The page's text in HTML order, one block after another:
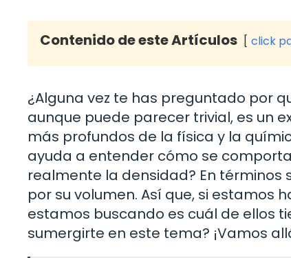
Contenido de este Artículos click
¿Alguna vez te has preguntado por
aunque puede parecer trivial, es un
más profundos de la física y la
ayuda a entender cómo se
realmente la densidad? En términos
por su volumen. Así que, si estamos
estamos buscando es cuál de ellos
sumergirte en este tema? ¡Vamos